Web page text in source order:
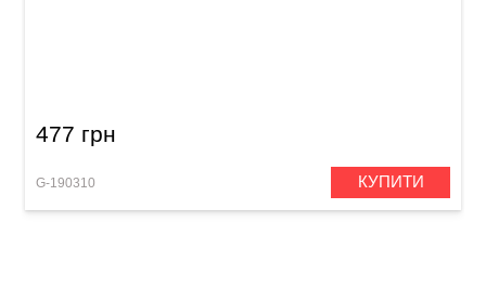
477 грн
G-190310 КУПИТИ